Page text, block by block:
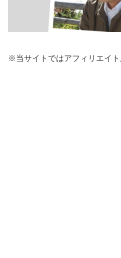
※当サイトではアフィリエイ